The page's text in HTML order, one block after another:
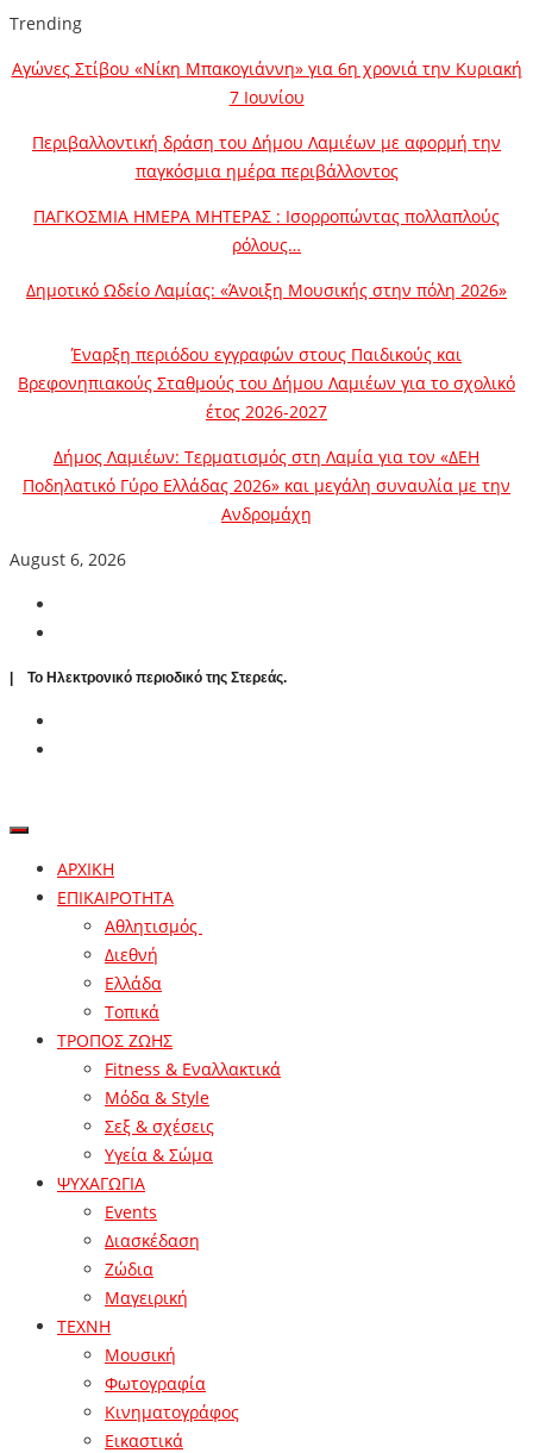
Trending
Αγώνες Στίβου «Νίκη Μπακογιάννη» για 6η χρονιά την Κυριακή
7 Ιουνίου
Περιβαλλοντική δράση του Δήμου Λαμιέων με αφορμή την
παγκόσμια ημέρα περιβάλλοντος
ΠΑΓΚΟΣΜΙΑ ΗΜΕΡΑ ΜΗΤΕΡΑΣ : Ισορροπώντας πολλαπλούς
ρόλους…
Δημοτικό Ωδείο Λαμίας: «Άνοιξη Μουσικής στην πόλη 2026»
Έναρξη περιόδου εγγραφών στους Παιδικούς και
Βρεφονηπιακούς Σταθμούς του Δήμου Λαμιέων για το σχολικό
έτος 2026-2027
Δήμος Λαμιέων: Τερματισμός στη Λαμία για τον «ΔΕΗ
Ποδηλατικό Γύρο Ελλάδας 2026» και μεγάλη συναυλία με την
Ανδρομάχη
August 6, 2026
| To Ηλεκτρονικό περιοδικό της Στερεάς.
ΑΡΧΙΚΗ
ΕΠΙΚΑΙΡΟΤΗΤΑ
Αθλητισμός
Διεθνή
Ελλάδα
Τοπικά
ΤΡΟΠΟΣ ΖΩΗΣ
Fitness & Εναλλακτικά
Μόδα & Style
Σεξ & σχέσεις
Υγεία & Σώμα
ΨΥΧΑΓΩΓΙΑ
Events
Διασκέδαση
Ζώδια
Μαγειρική
ΤΕΧΝΗ
Μουσική
Φωτογραφία
Κινηματογράφος
Εικαστικά